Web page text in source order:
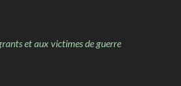
et aux victimes de guerre